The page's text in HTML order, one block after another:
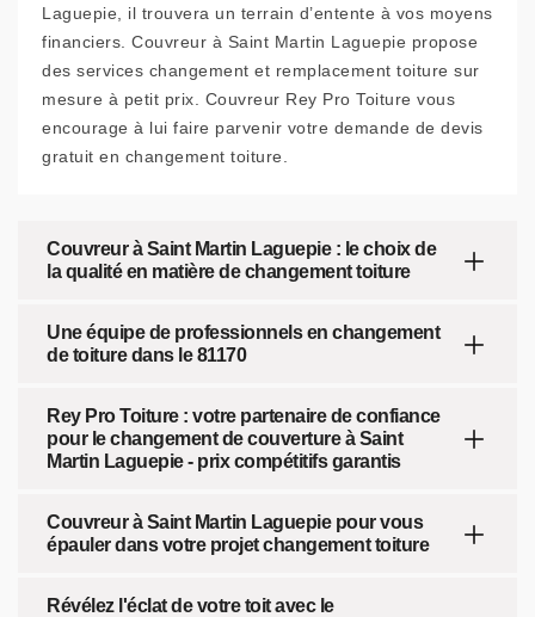
Laguepie, il trouvera un terrain d’entente à vos moyens
financiers. Couvreur à Saint Martin Laguepie propose
des services changement et remplacement toiture sur
mesure à petit prix. Couvreur Rey Pro Toiture vous
encourage à lui faire parvenir votre demande de devis
gratuit en changement toiture.
Couvreur à Saint Martin Laguepie : le choix de
la qualité en matière de changement toiture
Une équipe de professionnels en changement
de toiture dans le 81170
Rey Pro Toiture : votre partenaire de confiance
pour le changement de couverture à Saint
Martin Laguepie - prix compétitifs garantis
Couvreur à Saint Martin Laguepie pour vous
épauler dans votre projet changement toiture
Révélez l'éclat de votre toit avec le